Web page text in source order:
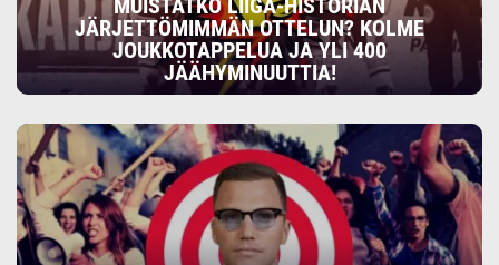
MUISTATKO LIIGA-HISTORIAN
JÄRJETTÖMIMMÄN OTTELUN? KOLME
JOUKKOTAPPELUA JA YLI 400
JÄÄHYMINUUTTIA!